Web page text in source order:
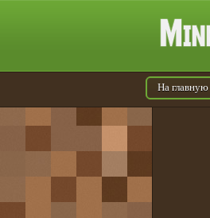
На главную